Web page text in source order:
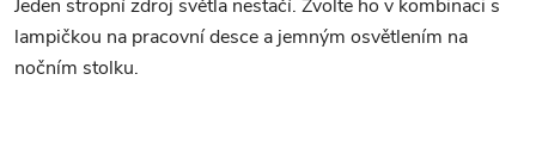
Jeden stropní zdroj světla nestačí. Zvolte ho v kombinaci s
lampičkou na pracovní desce a jemným osvětlením na
nočním stolku.